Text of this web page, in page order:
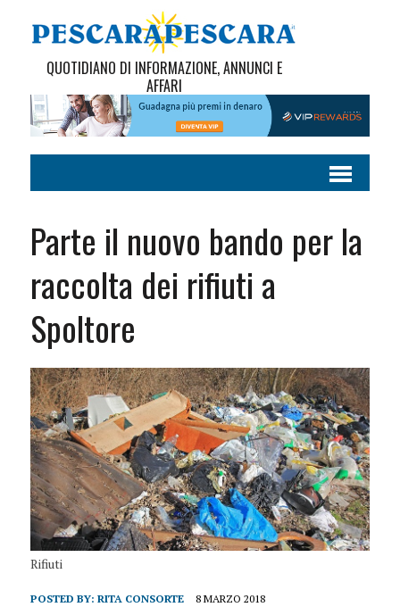
QUOTIDIANO DI INFORMAZIONE, ANNUNCI E
AFFARI
Parte il nuovo bando per la
raccolta dei rifiuti a
Spoltore
Rifiuti
POSTED BY: RITA CONSORTE 8 MARZO 2018